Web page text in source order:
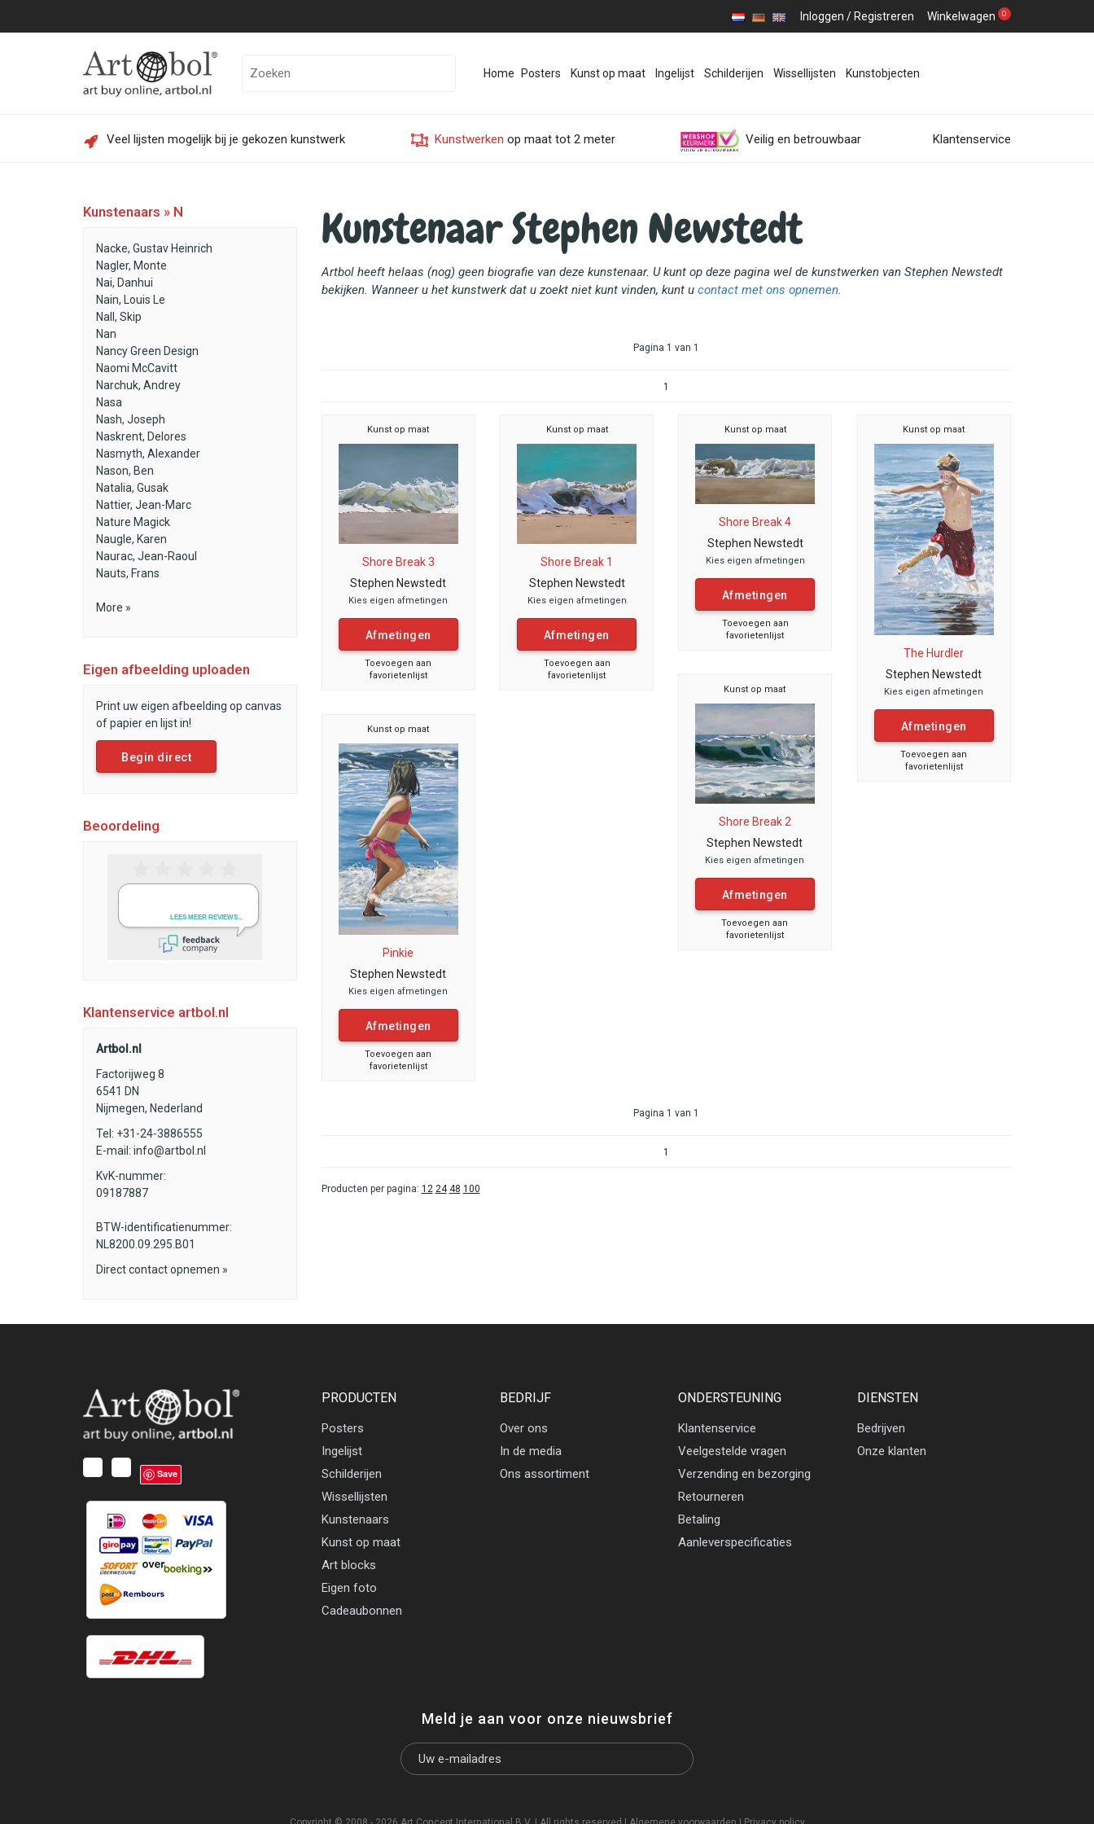
Inloggen / Registreren Winkelwagen 0
Home Posters Kunst op maat Ingelijst Schilderijen Wissellijsten Kunstobjecten
Veel lijsten mogelijk bij je gekozen kunstwerk Kunstwerken op maat tot 2 meter Veilig en betrouwbaar Klantenservice
Kunstenaars » N
Nacke, Gustav Heinrich
Nagler, Monte
Nai, Danhui
Nain, Louis Le
Nall, Skip
Nan
Nancy Green Design
Naomi McCavitt
Narchuk, Andrey
Nasa
Nash, Joseph
Naskrent, Delores
Nasmyth, Alexander
Nason, Ben
Natalia, Gusak
Nattier, Jean-Marc
Nature Magick
Naugle, Karen
Naurac, Jean-Raoul
Nauts, Frans
More »
Eigen afbeelding uploaden
Print uw eigen afbeelding op canvas
of papier en lijst in!
Begin direct
Beoordeling
Klantenservice artbol.nl
Artbol.nl
Factorijweg 8
6541 DN
Nijmegen, Nederland
Tel: +31-24-3886555
E-mail: info@artbol.nl
KvK-nummer:
09187887
BTW-identificatienummer:
NL8200.09.295.B01
Direct contact opnemen »
Kunstenaar Stephen Newstedt
Artbol heeft helaas (nog) geen biografie van deze kunstenaar. U kunt op deze pagina wel de kunstwerken van Stephen Newstedt
bekijken. Wanneer u het kunstwerk dat u zoekt niet kunt vinden, kunt u contact met ons opnemen.
Pagina 1 van 1
1
Kunst op maat
Shore Break 3
Stephen Newstedt
Kies eigen afmetingen
Afmetingen
Toevoegen aan
favorietenlijst
Kunst op maat
Shore Break 1
Stephen Newstedt
Kies eigen afmetingen
Afmetingen
Toevoegen aan
favorietenlijst
Kunst op maat
Shore Break 4
Stephen Newstedt
Kies eigen afmetingen
Afmetingen
Toevoegen aan
favorietenlijst
Kunst op maat
The Hurdler
Stephen Newstedt
Kies eigen afmetingen
Afmetingen
Toevoegen aan
favorietenlijst
Kunst op maat
Shore Break 2
Stephen Newstedt
Kies eigen afmetingen
Afmetingen
Toevoegen aan
favorietenlijst
Kunst op maat
Pinkie
Stephen Newstedt
Kies eigen afmetingen
Afmetingen
Toevoegen aan
favorietenlijst
Pagina 1 van 1
1
Producten per pagina: 12 24 48 100
Save
PRODUCTEN
Posters
Ingelijst
Schilderijen
Wissellijsten
Kunstenaars
Kunst op maat
Art blocks
Eigen foto
Cadeaubonnen
BEDRIJF
Over ons
In de media
Ons assortiment
ONDERSTEUNING
Klantenservice
Veelgestelde vragen
Verzending en bezorging
Retourneren
Betaling
Aanleverspecificaties
DIENSTEN
Bedrijven
Onze klanten
Meld je aan voor onze nieuwsbrief